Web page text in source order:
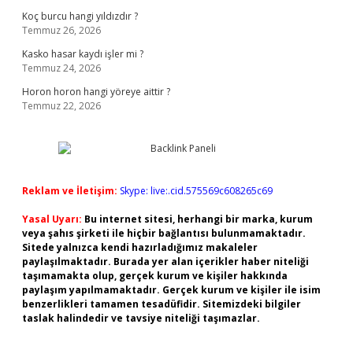
Koç burcu hangi yıldızdır ?
Temmuz 26, 2026
Kasko hasar kaydı işler mi ?
Temmuz 24, 2026
Horon horon hangi yöreye aittir ?
Temmuz 22, 2026
Reklam ve İletişim: Skype: live:.cid.575569c608265c69
Yasal Uyarı: Bu internet sitesi, herhangi bir marka, kurum
veya şahıs şirketi ile hiçbir bağlantısı bulunmamaktadır.
Sitede yalnızca kendi hazırladığımız makaleler
paylaşılmaktadır. Burada yer alan içerikler haber niteliği
taşımamakta olup, gerçek kurum ve kişiler hakkında
paylaşım yapılmamaktadır. Gerçek kurum ve kişiler ile isim
benzerlikleri tamamen tesadüfidir. Sitemizdeki bilgiler
taslak halindedir ve tavsiye niteliği taşımazlar.